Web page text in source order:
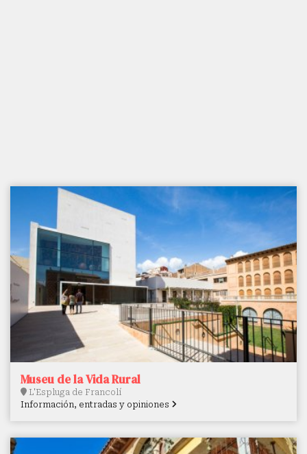
Museu de la Vida Rural
L'Espluga de Francolí
Información, entradas y opiniones